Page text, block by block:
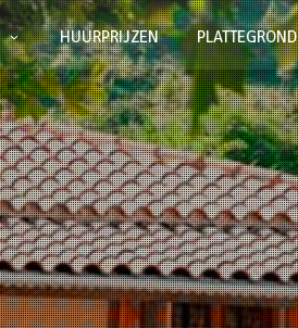
HUURPRIJZEN PLATTEGROND